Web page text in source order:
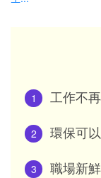
1 工作不
2 環保可
3 職場新